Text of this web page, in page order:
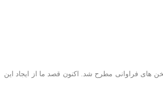
های فراوانی مطرح شد. اکنون قصد ما از ایجاد این